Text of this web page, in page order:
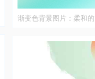
渐变色背景图片：柔和